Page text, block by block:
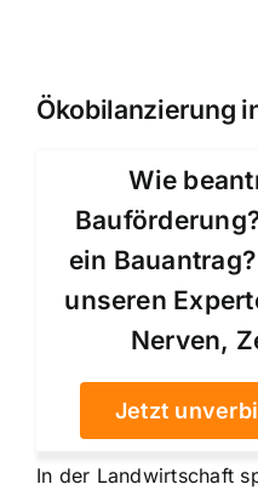
Ökobilanzierung
Wie
ein
unseren
Nerven,
Jetzt
In der Landwirtschaft